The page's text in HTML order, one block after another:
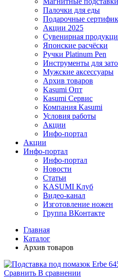
Палочки для еды
Подарочные
Акции 2025
Сувенирная
Японские расчёски
Ручки Platinum Pen
Инструменты для
Мужские аксессуары
Архив товаров
Kasumi Опт
Кasumi Сервис
Компания Kasumi
Условия работы
Акции
Инфо-портал
Акции
Инфо-портал
Инфо-портал
Новости
Статьи
KASUMI Клуб
Видео-канал
Изготовление ножен
Группа ВКонтакте
Главная
Каталог
Архив товаров
Сравнить В сравнении